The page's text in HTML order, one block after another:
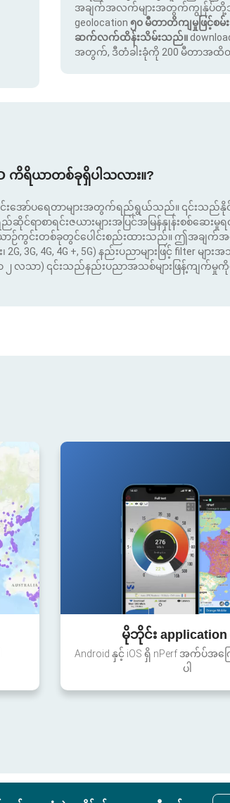
အချက်အလက်များအတွက်ကျွန်ုပ်တို့
geolocation ၅၀ မီတာတိကျမှုဖြင့်စမ်
ဆက်လက်ထိန်းသိမ်းသည်။
အတွက်, ဒီတံခါးခုံကို 200 မီတာအ
ကိရိယာတစ်ခုရှိပါသလား။?
ော်ပရေတာများအတွက်ရည်ရွယ်သည်။ ၎င်းသည်နို
ရာစာရင်းဇယားများအပြင်အမြန်နှုန်းစစ်ဆေး
ာဉ်ကွင်းတစ်ခုတွင်ပေါင်းစည်းထားသည်။ ဤအချက်
3G, 4G, 4G +, 5G) နည်းပညာများဖြင့် filter များအ
၂ လသာ) ၎င်းသည်နည်းပညာအသစ်များဖြန့်ကျက်မှုကိုခ
မိုဘိုင်း application
Android နှင့် iOS ရှိ nPerf အက်ပ်အ
ပါ